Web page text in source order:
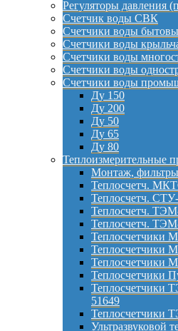
Регуляторы давления
Счетчик воды СВК
Счетчики воды
Счетчики воды
Счетчики воды
Счетчики воды
Счетчики воды
Ду 150
Ду 200
Ду 50
Ду 65
Ду 80
Теплоизмерительные
Монтаж,
Теплосчетч.
Теплосчетч. СТУ-
Теплосчетч.
Теплосчетч.
Теплосчетчики
Теплосчетчики
Теплосчетчики
51649
Теплосчетчики
Ультразвуковой